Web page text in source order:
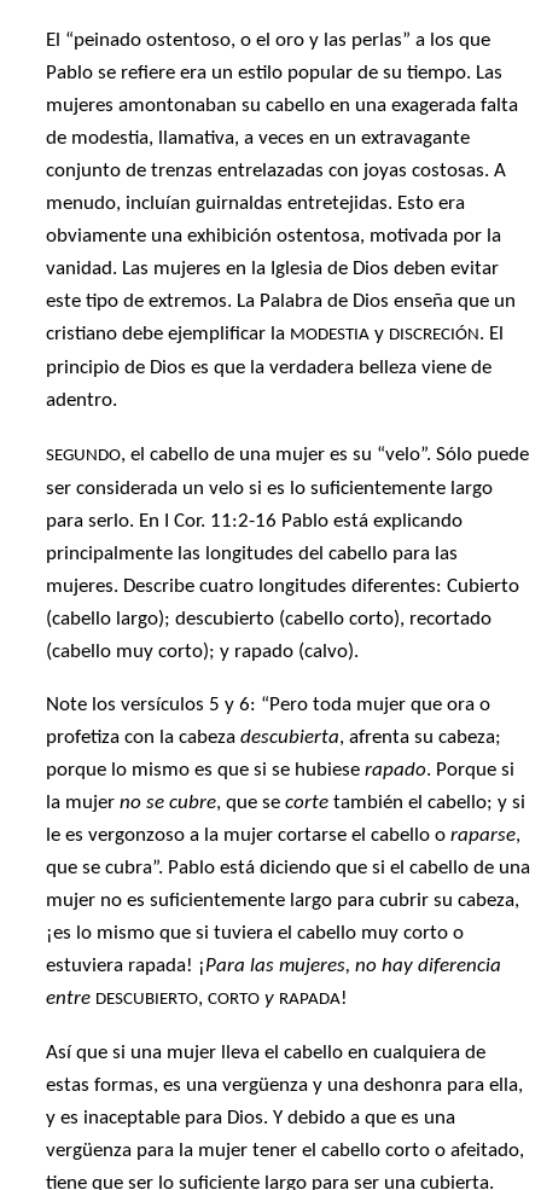
El “peinado ostentoso, o el oro y las perlas” a los que
Pablo se refiere era un estilo popular de su tiempo. Las
mujeres amontonaban su cabello en una exagerada falta
de modestia, llamativa, a veces en un extravagante
conjunto de trenzas entrelazadas con joyas costosas. A
menudo, incluían guirnaldas entretejidas. Esto era
obviamente una exhibición ostentosa, motivada por la
vanidad. Las mujeres en la Iglesia de Dios deben evitar
este tipo de extremos. La Palabra de Dios enseña que un
cristiano debe ejemplificar la MODESTIA y DISCRECIÓN. El
principio de Dios es que la verdadera belleza viene de
adentro.
SEGUNDO, el cabello de una mujer es su “velo”. Sólo puede
ser considerada un velo si es lo suficientemente largo
para serlo. En I Cor. 11:2-16 Pablo está explicando
principalmente las longitudes del cabello para las
mujeres. Describe cuatro longitudes diferentes: Cubierto
(cabello largo); descubierto (cabello corto), recortado
(cabello muy corto); y rapado (calvo).
Note los versículos 5 y 6: “Pero toda mujer que ora o
profetiza con la cabezadescubierta, afrenta su cabeza;
porque lo mismo es que si se hubieserapado. Porque si
la mujerno se cubre, que secorte también el cabello; y si
le es vergonzoso a la mujer cortarse el cabello oraparse,
que se cubra”. Pablo está diciendo que si el cabello de una
mujer no es suficientemente largo para cubrir su cabeza,
¡es lo mismo que si tuviera el cabello muy corto o
estuviera rapada! ¡Para las mujeres, no hay diferencia
entre DESCUBIERTO,CORTO y RAPADA!
Así que si una mujer lleva el cabello en cualquiera de
estas formas, es una vergüenza y una deshonra para ella,
y es inaceptable para Dios. Y debido a que es una
vergüenza para la mujer tener el cabello corto o afeitado,
tiene que ser lo suficiente largo para ser una cubierta.